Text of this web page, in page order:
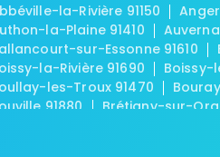
la-Rivière 91150
la-Plaine 91410
sur-Essonne 91610
la-Rivière 91690
Boissy-
les-Troux 91470
91880
Brétigny-sur-